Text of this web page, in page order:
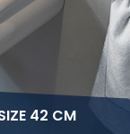
42 CM